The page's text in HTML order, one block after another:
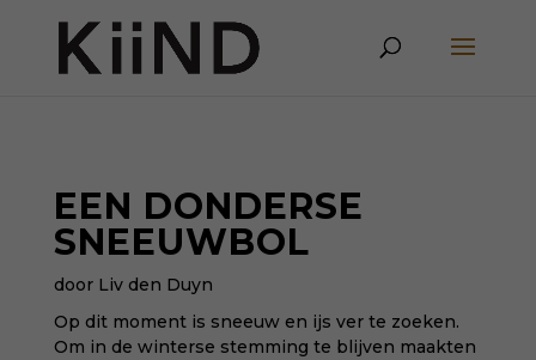
EEN DONDERSE
SNEEUWBOL
door Liv den Duyn
Op dit moment is sneeuw en ijs ver te zoeken.
Om in de winterse stemming te blijven maakten